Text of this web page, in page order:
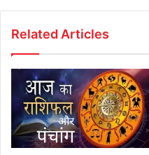
Related Articles